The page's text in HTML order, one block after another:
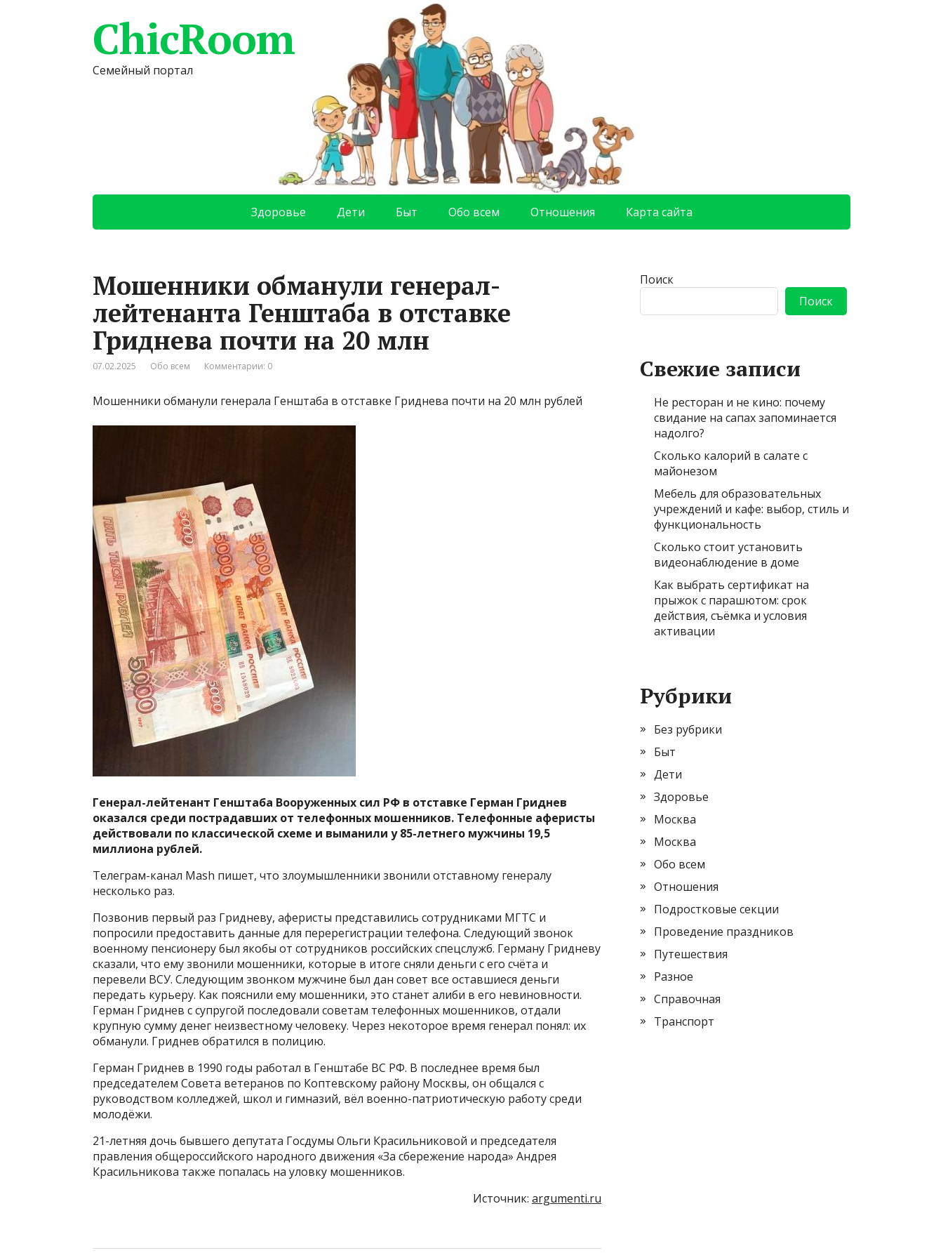
ChicRoom
Семейный портал
Здоровье Дети Быт Обо всем Отношения Карта сайта
Мошенники обманули генерал-
лейтенанта Генштаба в отставке
Гриднева почти на 20 млн
07.02.2025 Обо всем Комментарии: 0
Мошенники обманули генерала Генштаба в отставке Гриднева почти на 20 млн рублей
Генерал-лейтенант Генштаба Вооруженных сил РФ в отставке Герман Гриднев
оказался среди пострадавших от телефонных мошенников. Телефонные аферисты
действовали по классической схеме и выманили у 85-летнего мужчины 19,5
миллиона рублей.
Телеграм-канал Mash пишет, что злоумышленники звонили отставному генералу
несколько раз.
Позвонив первый раз Гридневу, аферисты представились сотрудниками МГТС и
попросили предоставить данные для перерегистрации телефона. Следующий звонок
военному пенсионеру был якобы от сотрудников российских спецслужб. Герману Гридневу
сказали, что ему звонили мошенники, которые в итоге сняли деньги с его счёта и
перевели ВСУ. Следующим звонком мужчине был дан совет все оставшиеся деньги
передать курьеру. Как пояснили ему мошенники, это станет алиби в его невиновности.
Герман Гриднев с супругой последовали советам телефонных мошенников, отдали
крупную сумму денег неизвестному человеку. Через некоторое время генерал понял: их
обманули. Гриднев обратился в полицию.
Герман Гриднев в 1990 годы работал в Генштабе ВС РФ. В последнее время был
председателем Совета ветеранов по Коптевскому району Москвы, он общался с
руководством колледжей, школ и гимназий, вёл военно-патриотическую работу среди
молодёжи.
21-летняя дочь бывшего депутата Госдумы Ольги Красильниковой и председателя
правления общероссийского народного движения «За сбережение народа» Андрея
Красильникова также попалась на уловку мошенников.
Источник: argumenti.ru
Поиск
Поиск
Свежие записи
Не ресторан и не кино: почему
свидание на сапах запоминается
надолго?
Сколько калорий в салате с
майонезом
Мебель для образовательных
учреждений и кафе: выбор, стиль и
функциональность
Сколько стоит установить
видеонаблюдение в доме
Как выбрать сертификат на
прыжок с парашютом: срок
действия, съёмка и условия
активации
Рубрики
Без рубрики
Быт
Дети
Здоровье
Москва
Москва
Обо всем
Отношения
Подростковые секции
Проведение праздников
Путешествия
Разное
Справочная
Транспорт